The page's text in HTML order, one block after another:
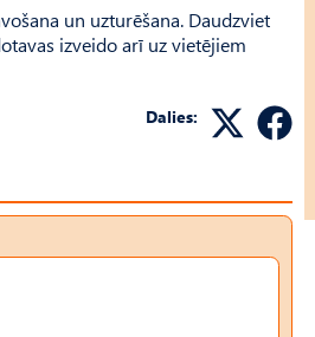
un uzturēšana. Daudzviet
izveido arī uz vietējiem
Dalies: